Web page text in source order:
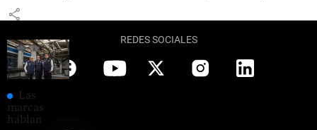
share
Las
marcas
hablan
REDES SOCIALES